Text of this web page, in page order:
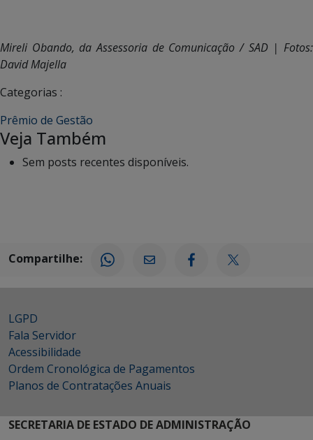
Mireli Obando, da Assessoria de Comunicação / SAD | Fotos:
David Majella
Categorias :
Prêmio de Gestão
Veja Também
Sem posts recentes disponíveis.
Compartilhe:
LGPD
Fala Servidor
Acessibilidade
Ordem Cronológica de Pagamentos
Planos de Contratações Anuais
SECRETARIA DE ESTADO DE ADMINISTRAÇÃO